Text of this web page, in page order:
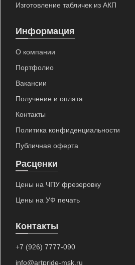
Изготовление табличек из АКП
Информация
О компании
Портфолио
Вакансии
Получение и оплата
Контакты
Политика конфиденциальности
Публичная оферта
Расценки
Цены на ЧПУ фрезеровку
Цены на УФ печать
Контакты
+7 (926) 7777-090
info@artpride-msk.ru